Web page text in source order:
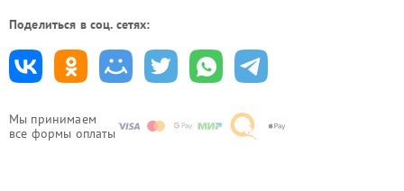
Мы принимаем
все формы оплаты
Поделиться в соц. сетях: